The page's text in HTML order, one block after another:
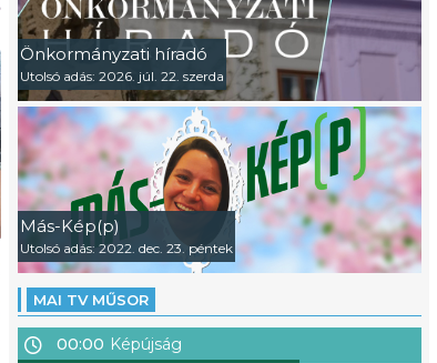
Önkormányzati híradó
Utolsó adás: 2026. júl. 22. szerda
Más-Kép(p)
Utolsó adás: 2022. dec. 23. péntek
MAI TV MŰSOR
00:00 Képújság